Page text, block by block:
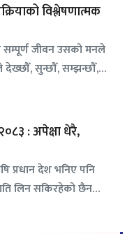
विश्लेषणात्मक
जीवन उसको मनले
जे देख्छौँ, सुन्छौँ, सम्झन्छौँ,…
: अपेक्षा धेरै,
प्रधान देश भनिए पनि
लिन सकिरहेको छैन…